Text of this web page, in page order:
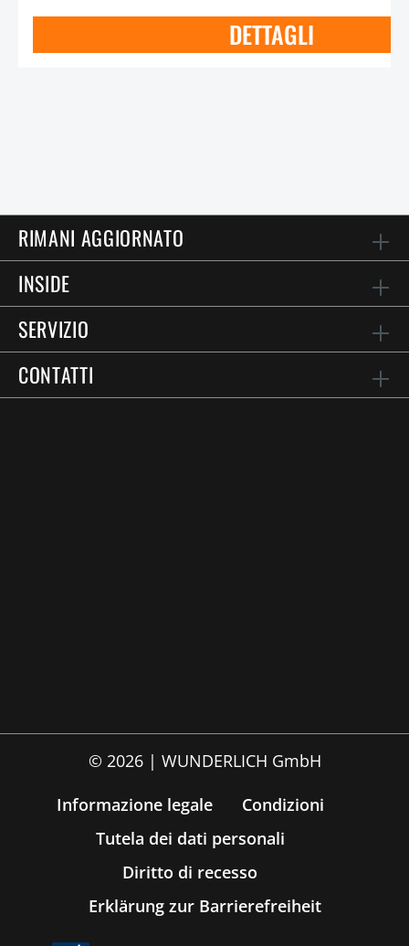
DETTAGLI
RIMANI AGGIORNATO
INSIDE
SERVIZIO
CONTATTI
© 2026 | WUNDERLICH GmbH
Informazione legale
Condizioni
Tutela dei dati personali
Diritto di recesso
Erklärung zur Barrierefreiheit